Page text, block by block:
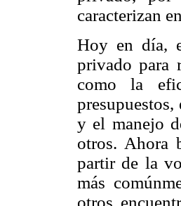
caracterizan
Hoy en día,
privado para
como la
y el manejo
otros. Ahora
partir de la
más
otros